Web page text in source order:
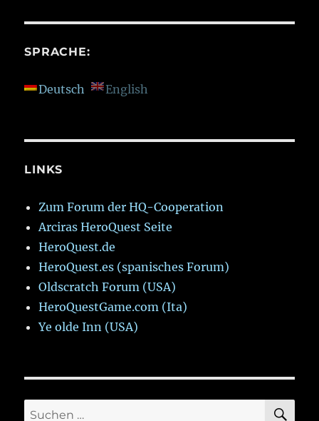
SPRACHE:
Deutsch English
LINKS
Zum Forum der HQ-Cooperation
Arciras HeroQuest Seite
HeroQuest.de
HeroQuest.es (spanisches Forum)
Oldscratch Forum (USA)
HeroQuestGame.com (Ita)
Ye olde Inn (USA)
Suchen